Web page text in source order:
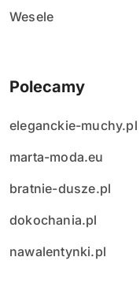
Wesele
Polecamy
eleganckie-muchy.pl
marta-moda.eu
bratnie-dusze.pl
dokochania.pl
nawalentynki.pl